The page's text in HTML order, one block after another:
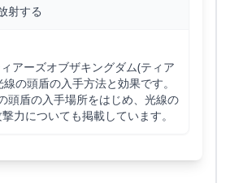
射する
アーズオブザキングダム(ティア
の頭盾の入手方法と効果です。
頭盾の入手場所をはじめ、光線の
力についても掲載しています。